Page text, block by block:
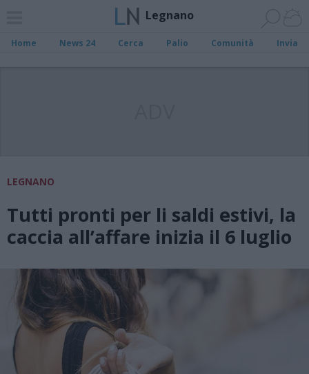
Legnano
Home News 24 Cerca Palio Comunità Invia
LEGNANO
Tutti pronti per li saldi estivi, la
caccia all’affare inizia il 6 luglio